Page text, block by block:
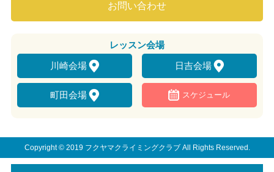
お問い合わせ
レッスン会場
川崎会場
日吉会場
町田会場 スケジュール
Copyright © 2019 フクヤマクライミングクラブ All Rights Reserved.